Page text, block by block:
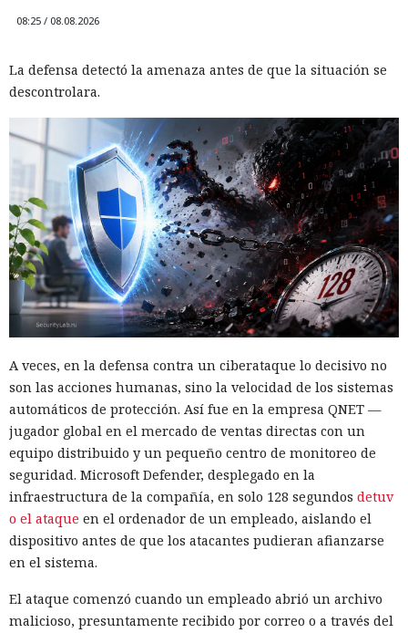
08:25 / 08.08.2026
La defensa detectó la amenaza antes de que la situación se
descontrolara.
A veces, en la defensa contra un ciberataque lo decisivo no
son las acciones humanas, sino la velocidad de los sistemas
automáticos de protección. Así fue en la empresa QNET —
jugador global en el mercado de ventas directas con un
equipo distribuido y un pequeño centro de monitoreo de
seguridad. Microsoft Defender, desplegado en la
infraestructura de la compañía, en solo 128 segundos detuv
o el ataque en el ordenador de un empleado, aislando el
dispositivo antes de que los atacantes pudieran afianzarse
en el sistema.
El ataque comenzó cuando un empleado abrió un archivo
malicioso, presuntamente recibido por correo o a través del